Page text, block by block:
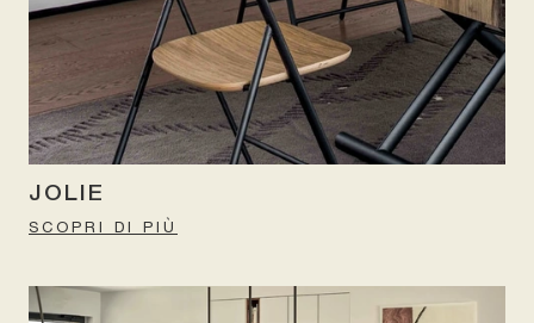
JOLIE
SCOPRI DI PIÙ